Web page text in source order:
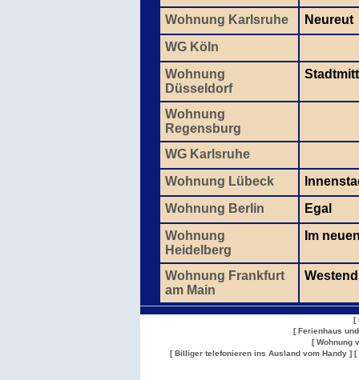
Wohnung Karlsruhe
Neureut
WG Köln
Wohnung
Düsseldorf
Wohnung
Regensburg
WG Karlsruhe
Wohnung Lübeck
Wohnung Berlin
Egal
Wohnung
Heidelberg
Im
Wohnung Frankfurt
am Main
Westend
[
[ Ferienhaus
[ Wohnung
[ Billiger telefonieren ins Ausland vom Handy ] [